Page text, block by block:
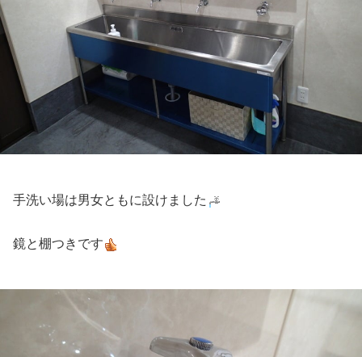
手洗い場は男女ともに設けました
鏡と棚つきです